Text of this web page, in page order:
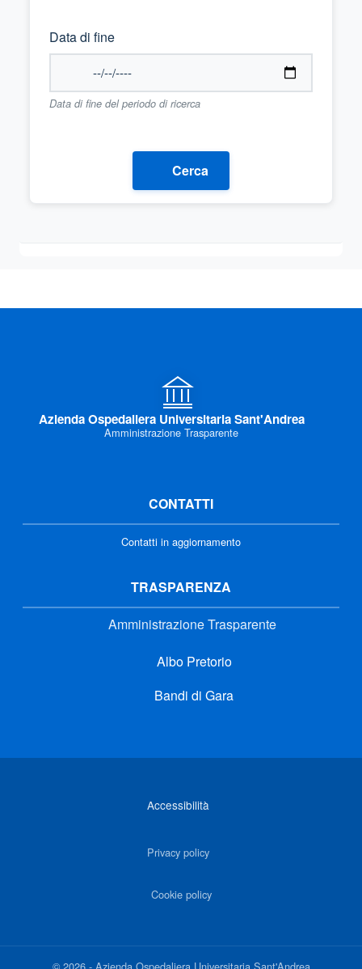
Data di fine
Data di fine del periodo di ricerca
Cerca
Azienda Ospedaliera Universitaria Sant'Andrea
Amministrazione Trasparente
CONTATTI
Contatti in aggiornamento
TRASPARENZA
Amministrazione Trasparente
Albo Pretorio
Bandi di Gara
Accessibilità
Privacy policy
Cookie policy